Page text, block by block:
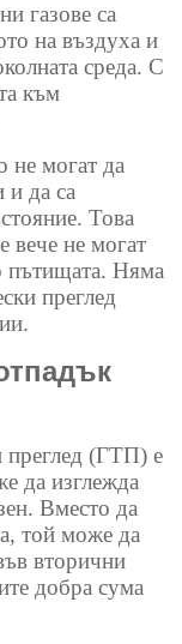
газове са
на въздуха и
среда. С
към
не могат да
и да са
Това
вече не могат
пътищата. Няма
преглед
преглед (ГТП) е
да изглежда
Вместо да
той може да
вторични
добра сума